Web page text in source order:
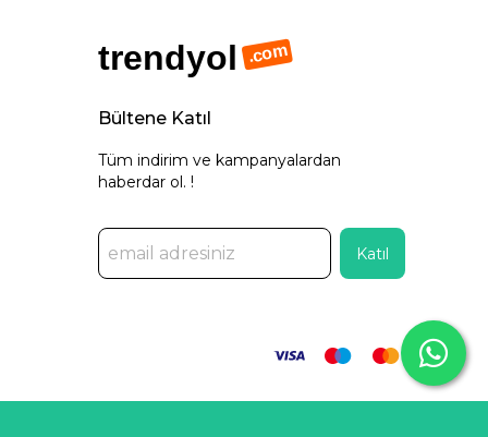
trendyol .com
Bültene Katıl
Tüm indirim ve kampanyalardan
haberdar ol. !
Katıl